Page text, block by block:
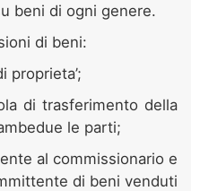
beni di ogni genere.
di beni:
proprieta’;
di trasferimento della
le parti;
al commissionario e
di beni venduti